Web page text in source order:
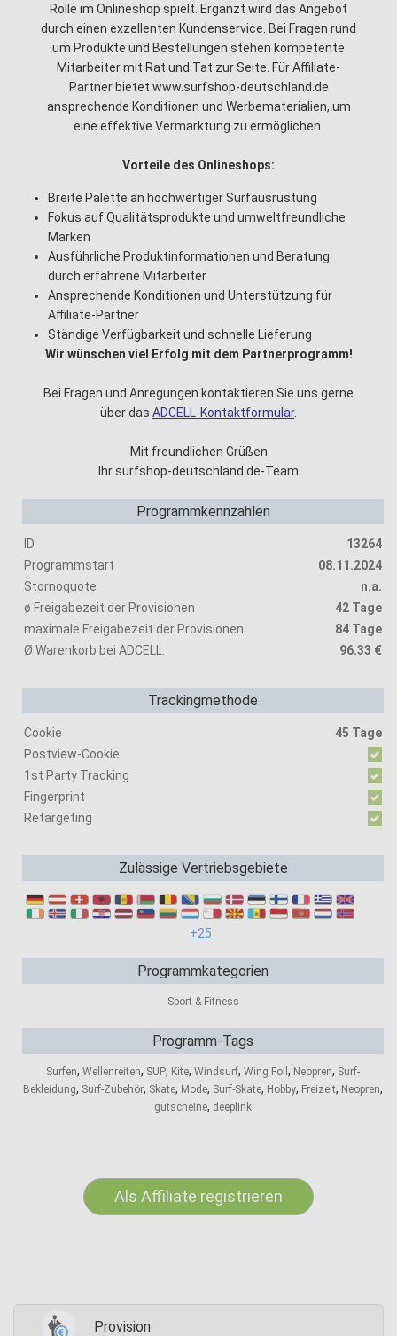
Rolle im Onlineshop spielt. Ergänzt wird das Angebot
durch einen exzellenten Kundenservice. Bei Fragen rund
um Produkte und Bestellungen stehen kompetente
Mitarbeiter mit Rat und Tat zur Seite. Für Affiliate-
Partner bietet www.surfshop-deutschland.de
ansprechende Konditionen und Werbematerialien, um
eine effektive Vermarktung zu ermöglichen.
Vorteile des Onlineshops:
Breite Palette an hochwertiger Surfausrüstung
Fokus auf Qualitätsprodukte und umweltfreundliche
Marken
Ausführliche Produktinformationen und Beratung
durch erfahrene Mitarbeiter
Ansprechende Konditionen und Unterstützung für
Affiliate-Partner
Ständige Verfügbarkeit und schnelle Lieferung
Wir wünschen viel Erfolg mit dem Partnerprogramm!
Bei Fragen und Anregungen kontaktieren Sie uns gerne
über das ADCELL-Kontaktformular.
Mit freundlichen Grüßen
Ihr surfshop-deutschland.de-Team
Programmkennzahlen
ID
13264
Programmstart
08.11.2024
Stornoquote
n.a.
ø Freigabezeit der Provisionen
42 Tage
maximale Freigabezeit der Provisionen
84 Tage
Ø Warenkorb bei ADCELL:
96.33 €
Trackingmethode
Cookie
45 Tage
Postview-Cookie
1st Party Tracking
Fingerprint
Retargeting
Zulässige Vertriebsgebiete
+25
Programmkategorien
Sport & Fitness
Programm-Tags
Surfen, Wellenreiten, SUP, Kite, Windsurf, Wing Foil , Neopren, Surf-
Bekleidung, Surf-Zubehör, Skate, Mode, Surf-Skate, Hobby, Freizeit, Neopren,
gutscheine, deeplink
Als Affiliate registrieren
Provision